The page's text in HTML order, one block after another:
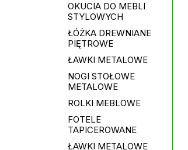
OKUCIA DO MEBLI
STYLOWYCH
ŁÓŻKA DREWNIANE
PIĘTROWE
ŁAWKI METALOWE
NOGI STOŁOWE
METALOWE
ROLKI MEBLOWE
FOTELE
TAPICEROWANE
ŁAWKI METALOWE